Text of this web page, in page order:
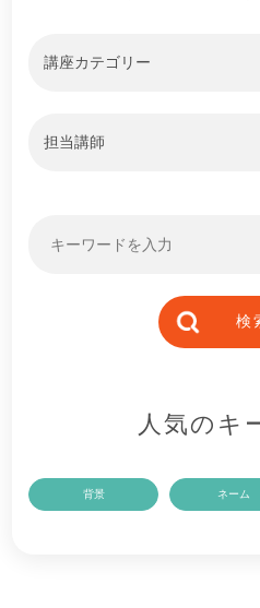
講座カテゴリー
担当講師
人気のキ
背景 ネーム